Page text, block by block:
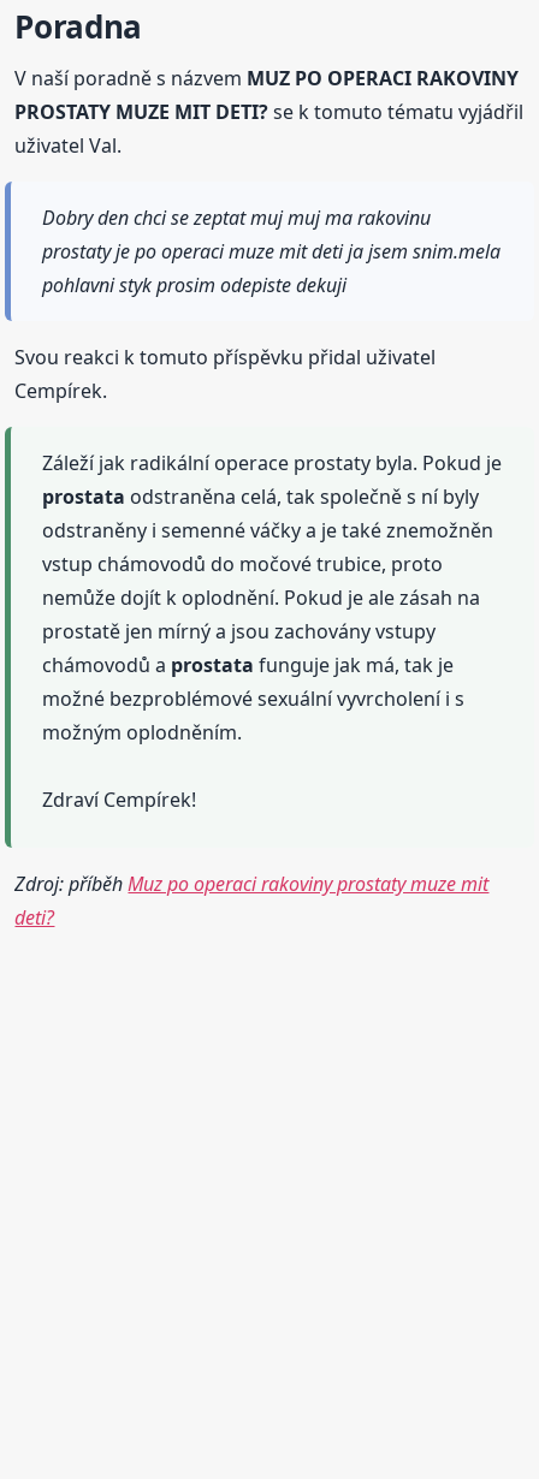
Poradna
V naší poradně s názvem MUZ PO OPERACI RAKOVINY
PROSTATY MUZE MIT DETI?se k tomuto tématu vyjádřil
uživatel Val.
Dobry den chci se zeptat muj muj ma rakovinu
prostaty je po operaci muze mit deti ja jsem snim.mela
pohlavni styk prosim odepiste dekuji
Svou reakci k tomuto příspěvku přidal uživatel
Cempírek.
Záleží jak radikální operace prostaty byla. Pokud je
prostata odstraněna celá, tak společně s ní byly
odstraněny i semenné váčky a je také znemožněn
vstup chámovodů do močové trubice, proto
nemůže dojít k oplodnění. Pokud je ale zásah na
prostatě jen mírný a jsou zachovány vstupy
chámovodů a prostata funguje jak má, tak je
možné bezproblémové sexuální vyvrcholení i s
možným oplodněním.
Zdraví Cempírek!
Zdroj: příběhMuz po operaci rakoviny prostaty muze mit
deti?